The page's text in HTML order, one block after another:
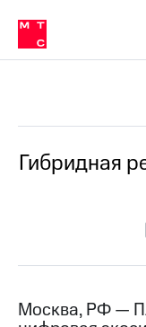
Медиа-центр
и акционерам
Устойчивое развитие
Комплаенс и деловая
компании
Карьера
История
в МТС
Пресс-
релизы
о
Гибридная
Москва, РФ —